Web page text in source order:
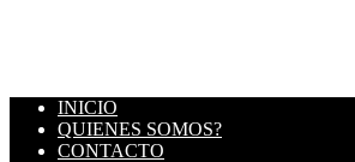
INICIO
QUIENES SOMOS?
CONTACTO